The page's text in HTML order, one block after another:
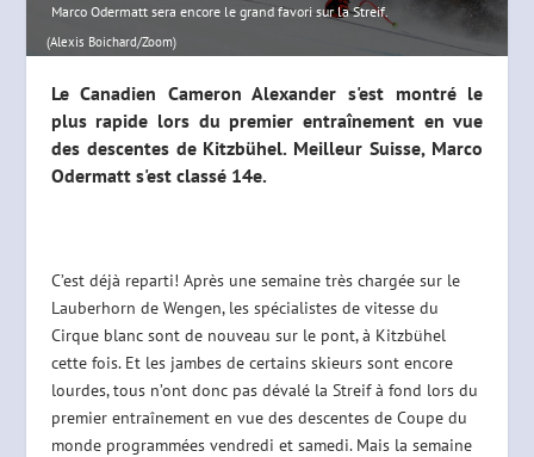
Marco Odermatt sera encore le grand favori sur la Streif.
(Alexis Boichard/Zoom)
Le Canadien Cameron Alexander s'est montré le
plus rapide lors du premier entraînement en vue
des descentes de Kitzbühel. Meilleur Suisse, Marco
Odermatt s'est classé 14e.
C’est déjà reparti! Après une semaine très chargée sur le
Lauberhorn de Wengen, les spécialistes de vitesse du
Cirque blanc sont de nouveau sur le pont, à Kitzbühel
cette fois. Et les jambes de certains skieurs sont encore
lourdes, tous n’ont donc pas dévalé la Streif à fond lors du
premier entraînement en vue des descentes de Coupe du
monde programmées vendredi et samedi. Mais la semaine